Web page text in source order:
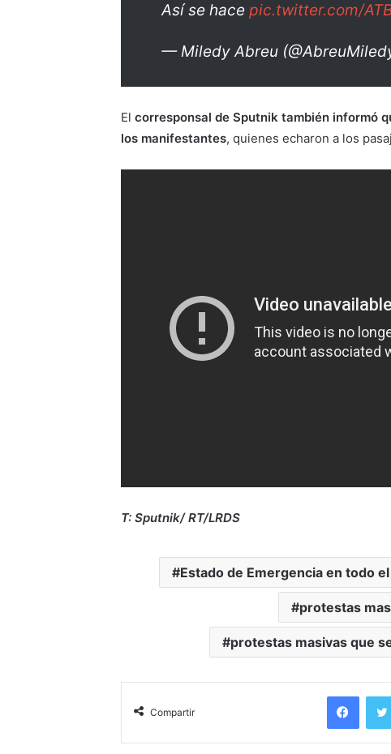
Así se hacepic.twitter.com/
— Miledy Abreu
Elcorresponsal de Sputnik también informó
los manifestantes, quienes echaron a los
T: Sputnik/ RT/LRDS
Estado de Emergencia en todo
protestas
protestas masivas que
Compartir